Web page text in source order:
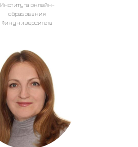
Института онлайн-
образования
Финуниверситета